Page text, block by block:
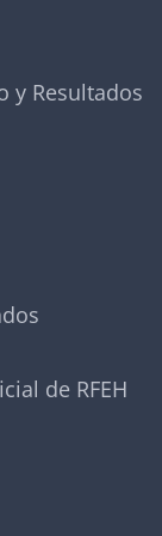
y Resultados
de RFEH